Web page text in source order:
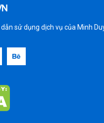
sử dụng dịch vụ của Minh